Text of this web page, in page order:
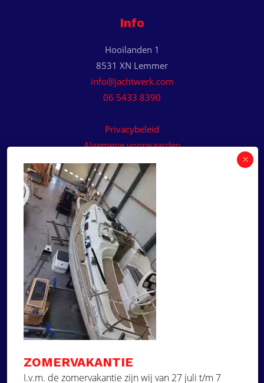
Info
Hooilanden 1
8531 XN Lemmer
info@jachtwerk.com
06 5433 8390
Privacybeleid
Algemene voorwaarden
Algemene voorwaarden paneelservice
Offerte aanvragen
Wilt u een prijsvoorstel op maat ontvangen voor
een kunststof teakdek voor uw boot? Vraag een
vrijblijvende offerte aan!
Offerte aanvragen
Ga naar
Over ons
Projecten
ZOMERVAKANTIE
I.v.m. de zomervakantie zijn wij van 27 juli t/m 7
Deze website maakt
gebruik van cookies.
Deze website gebruikt cookies om uw
gebruikerservaring te verbeteren. Door
onze website te gebruiken, stemt u in met
alle cookies in overeenstemming met ons
STRIKT NOODZAKELIJK